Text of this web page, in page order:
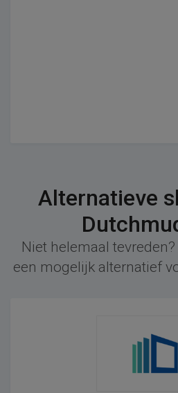
Alternatieve
Niet helemaal
een mogelijk alternatief